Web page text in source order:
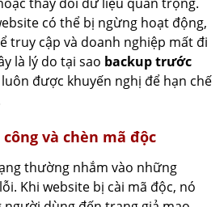
có thể bị ngừng hoạt động,
truy cập và doanh nghiệp mất đi
là lý do tại sao backup trước
luôn được khuyến nghị để hạn chế
và chèn mã độc
thường nhắm vào những
Khi website bị cài mã độc, nó